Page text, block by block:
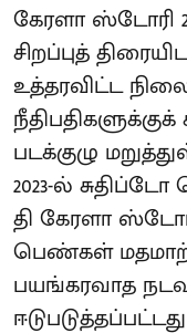
கேரளா ஸ்டோரி
சிறப்புத்
உத்தரவிட்ட
நீதிபதிகளுக்குக்
படக்குழு
2023-ல்
தி கேரளா
பெண்கள்
பயங்கரவாத